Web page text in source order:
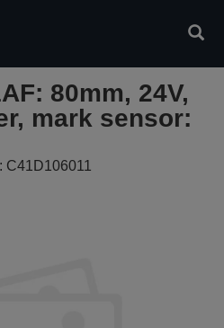
80mm, 24V,
mark sensor:
C41D106011